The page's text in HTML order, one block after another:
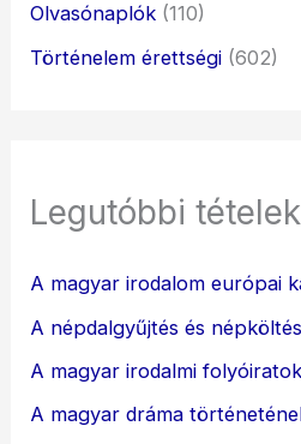
Olvasónaplók (110)
Történelem érettségi (602)
Legutóbbi tételek
A magyar irodalom európai
A népdalgyűjtés és
A magyar irodalmi
A magyar dráma